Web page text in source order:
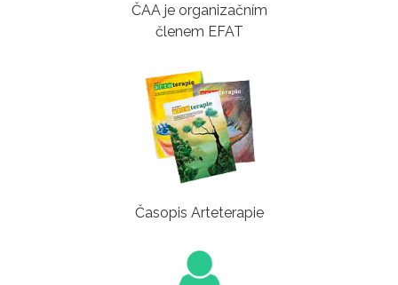
ČAA je organizačním
členem EFAT
Časopis Arteterapie